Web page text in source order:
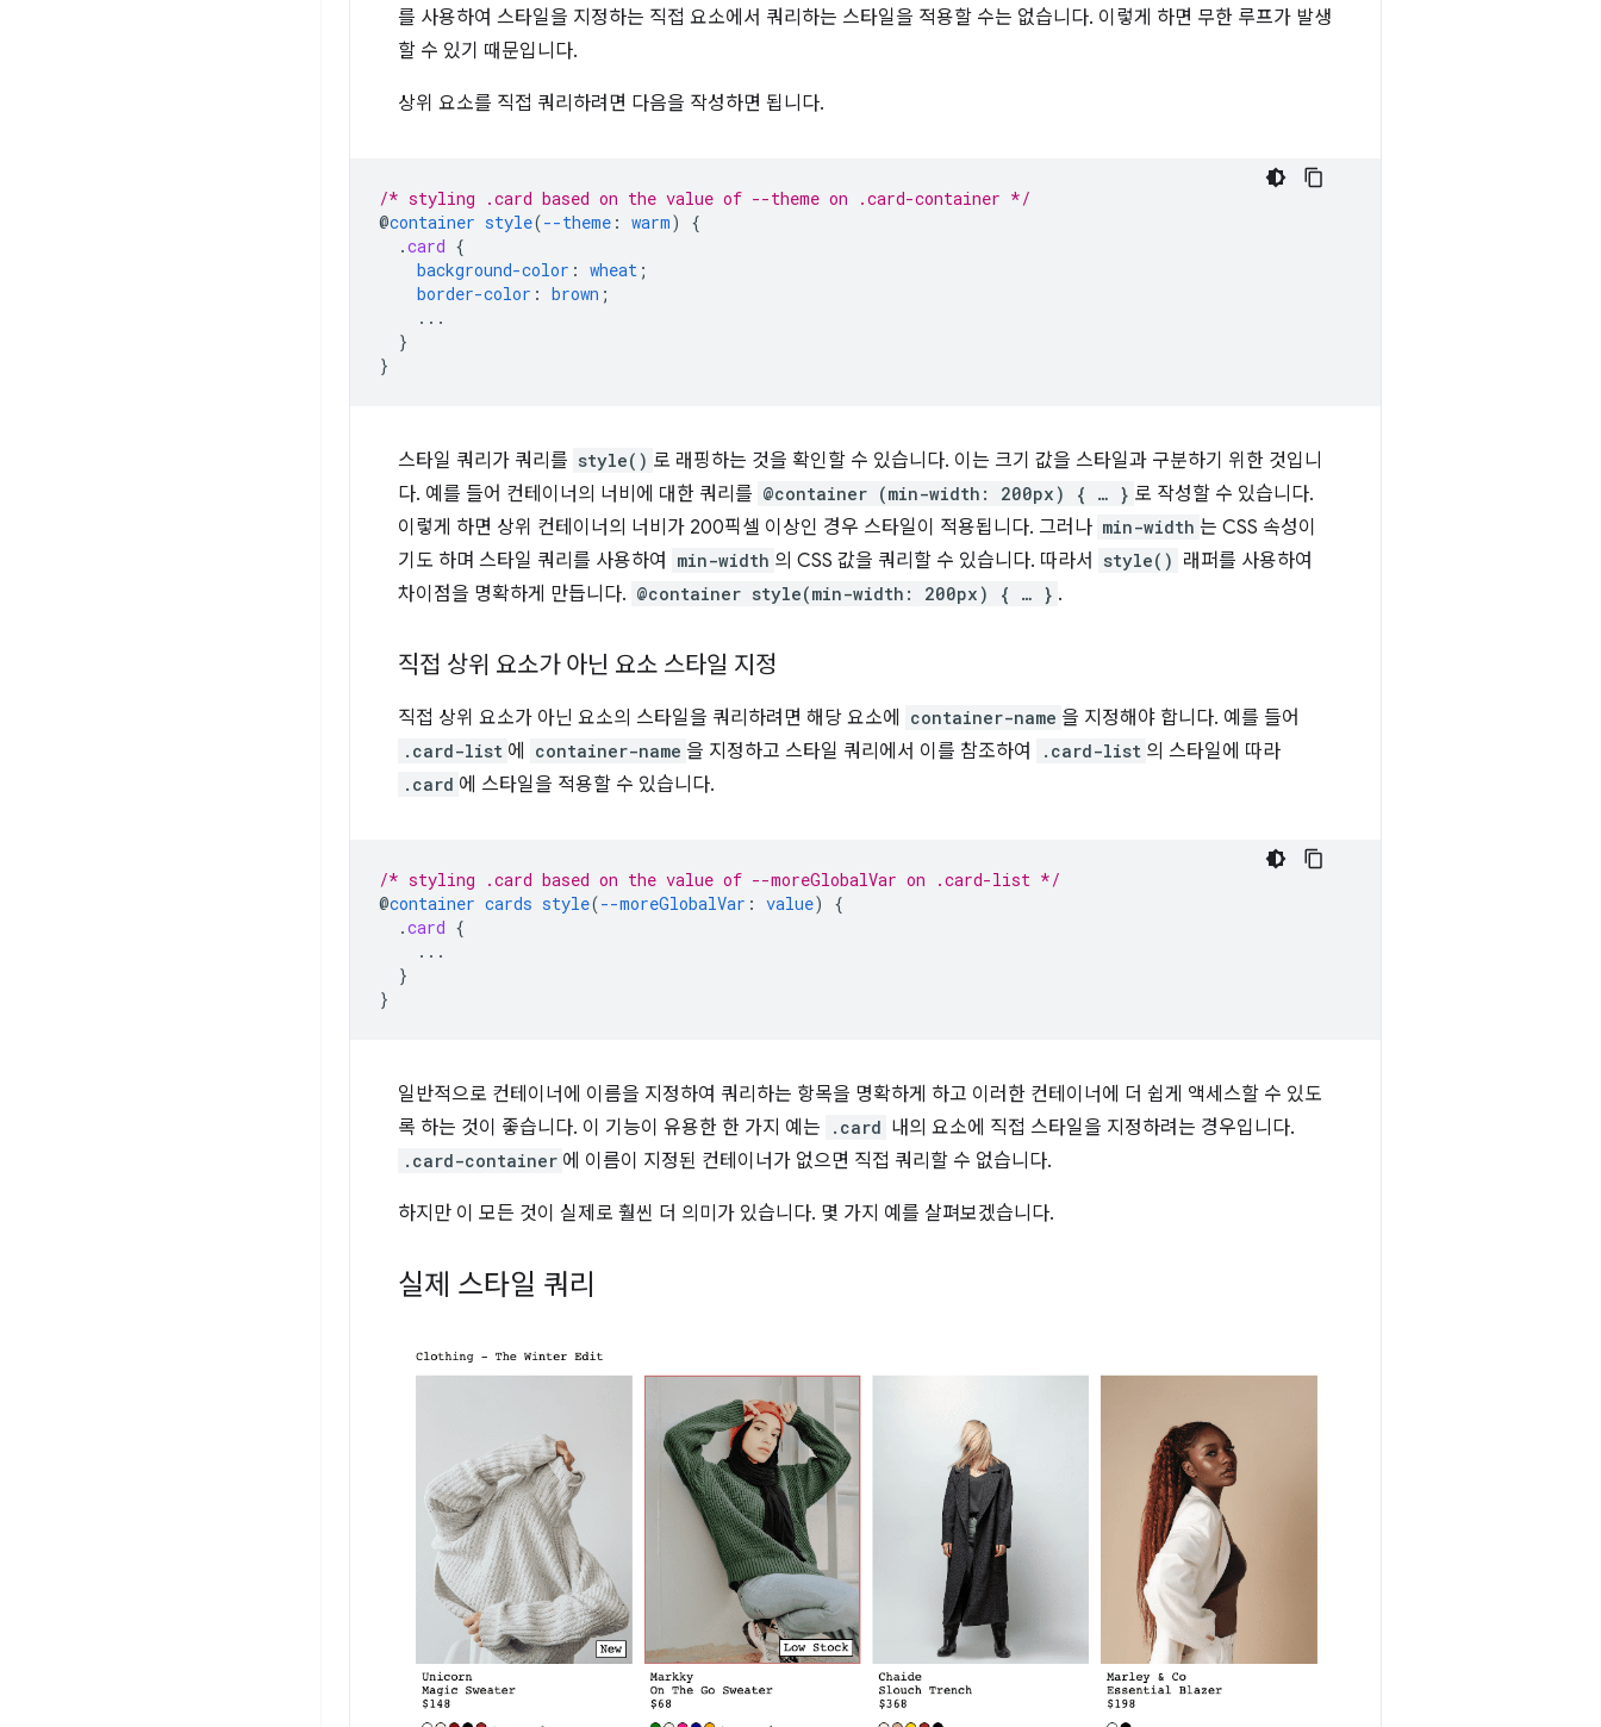
를 사용하여 스타일을 지정하는 직접 요소에서 쿼리하는 스타일을 적용할 수는 없습니다. 이렇게 하면 무한 루프가 발생
할 수 있기 때문입니다.
상위 요소를 직접 쿼리하려면 다음을 작성하면 됩니다.
/* styling .card based on the value of --theme on .card-container */
@container style(--theme : warm)
{
.card {
background-color : wheat ;
border-color : brown ;
...
}
}
스타일 쿼리가 쿼리를 style() 로 래핑하는 것을 확인할 수 있습니다. 이는 크기 값을 스타일과 구분하기 위한 것입니
다. 예를 들어 컨테이너의 너비에 대한 쿼리를 @container (min-width: 200px) { … } 로 작성할 수 있습니다.
이렇게 하면 상위 컨테이너의 너비가 200픽셀 이상인 경우 스타일이 적용됩니다. 그러나 min-width 는 CSS 속성이
기도 하며 스타일 쿼리를 사용하여
min-width 의 CSS 값을 쿼리할 수 있습니다. 따라서 style() 래퍼를 사용하여
차이점을 명확하게 만듭니다. @container style(min-width: 200px) { … } .
직접 상위 요소가 아닌 요소 스타일 지정
직접 상위 요소가 아닌 요소의 스타일을 쿼리하려면 해당 요소에 container-name 을 지정해야 합니다. 예를 들어
.card-list 에 container-name 을 지정하고 스타일 쿼리에서 이를 참조하여 .card-list 의 스타일에 따라
.card 에 스타일을 적용할 수 있습니다.
/* styling .card based on the value of --moreGlobalVar on .card-list */
@container cards style(--moreGlobalVar : value)
{
.card {
...
}
}
일반적으로 컨테이너에 이름을 지정하여 쿼리하는 항목을 명확하게 하고 이러한 컨테이너에 더 쉽게 액세스할 수 있도
록 하는 것이 좋습니다. 이 기능이 유용한 한 가지 예는
.card 내의 요소에 직접 스타일을 지정하려는 경우입니다.
.card-container 에 이름이 지정된 컨테이너가 없으면 직접 쿼리할 수 없습니다.
하지만 이 모든 것이 실제로 훨씬 더 의미가 있습니다. 몇 가지 예를 살펴보겠습니다.
실제 스타일 쿼리